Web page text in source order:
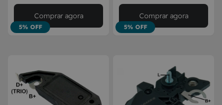
5% OFF
Comprar agora
5% OFF
Comprar agora